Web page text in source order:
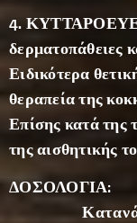
4.
δερματοπάθειες
Ειδικότερα
θεραπεία της
Επίσης κατά της
της αισθητικής
ΔΟΣΟΛΟΓΙΑ: